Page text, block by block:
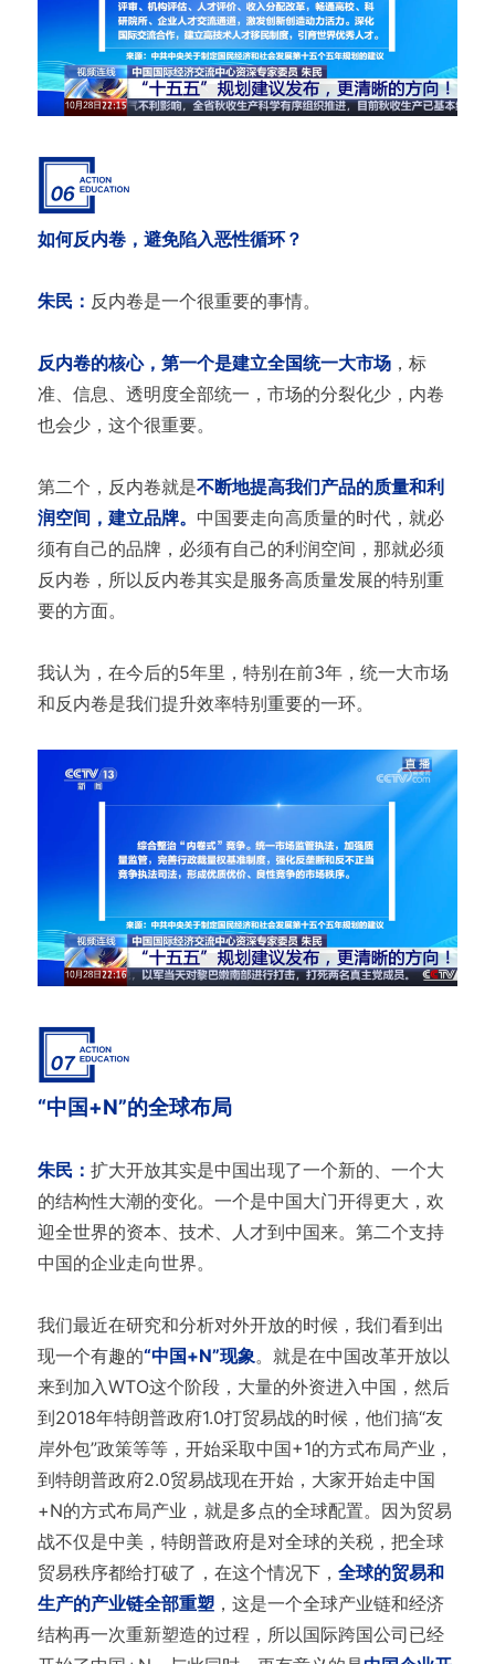
如何反内卷，避免陷入恶性循环？
朱民： 反内卷是一个很重要的事情。
反内卷的核心，第一个是建立全国统一大市场，标
准、信息、透明度全部统一，市场的分裂化少，内卷
也会少，这个很重要。
第二个，反内卷就是不断地提高我们产品的质量和利
润空间，建立品牌。 中国要走向高质量的时代，就必
须有自己的品牌，必须有自己的利润空间，那就必须
反内卷，所以反内卷其实是服务高质量发展的特别重
要的方面。
我认为，在今后的5年里，特别在前3年，统一大市场
和反内卷是我们提升效率特别重要的一环。
“中国+N”的全球布局
朱民： 扩大开放其实是中国出现了一个新的、一个大
的结构性大潮的变化。一个是中国大门开得更大，欢
迎全世界的资本、技术、人才到中国来。第二个支持
中国的企业走向世界。
我们最近在研究和分析对外开放的时候，我们看到出
现一个有趣的“中国+N”现象。就是在中国改革开放以
来到加入WTO这个阶段，大量的外资进入中国，然后
到2018年特朗普政府1.0打贸易战的时候，他们搞“友
岸外包”政策等等，开始采取中国+1的方式布局产业，
到特朗普政府2.0贸易战现在开始，大家开始走中国
+N的方式布局产业，就是多点的全球配置。因为贸易
战不仅是中美，特朗普政府是对全球的关税，把全球
贸易秩序都给打破了，在这个情况下， 全球的贸易和
生产的产业链全部重塑，这是一个全球产业链和经济
结构再一次重新塑造的过程，所以国际跨国公司已经